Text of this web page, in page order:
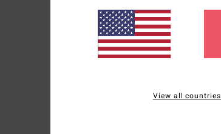
View all countries